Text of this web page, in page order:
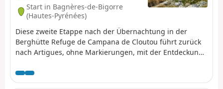
Start in Bagnères-de-Bigorre
(Hautes-Pyrénées)
Diese zweite Etappe nach der Übernachtung in der
Berghütte Refuge de Campana de Cloutou führt zurück
nach Artigues, ohne Markierungen, mit der Entdeckung
wird als schwierig eingestuft, da man sich gut
orientieren können muss.